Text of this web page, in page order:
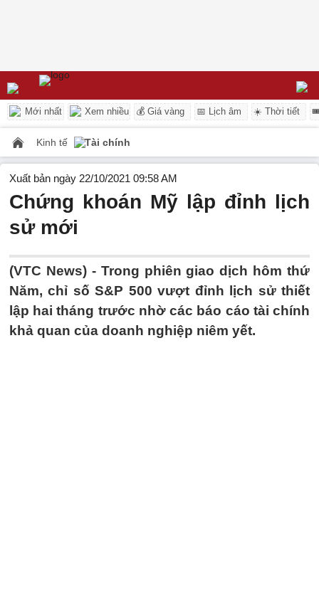
Mới nhất Xem nhiều 💰 Giá vàng 📅 Lịch âm ☀️ Thời tiết
Kinh tế Tài chính
Xuất bản ngày 22/10/2021 09:58 AM
Chứng khoán Mỹ lập đỉnh lịch
sử mới
(VTC News) - Trong phiên giao dịch hôm thứ
Năm, chỉ số S&P 500 vượt đỉnh lịch sử thiết
lập hai tháng trước nhờ các báo cáo tài chính
khả quan của doanh nghiệp niêm yết.